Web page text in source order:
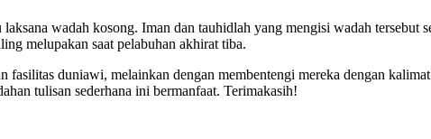
wadah kosong. Iman dan tauhidlah yang mengisi wadah tersebut
melupakan saat pelabuhan akhirat tiba.
duniawi, melainkan dengan membentengi mereka dengan kalimat
tulisan sederhana ini bermanfaat. Terimakasih!